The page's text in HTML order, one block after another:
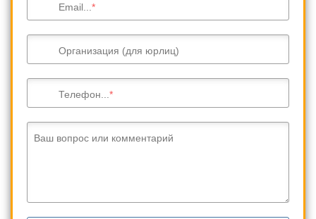
Email...
Организация (для юрлиц)
Телефон...
Ваш вопрос или комментарий